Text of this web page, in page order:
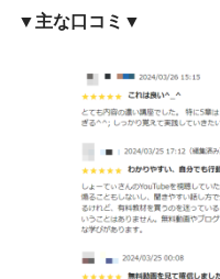
▼主な口コミ▼